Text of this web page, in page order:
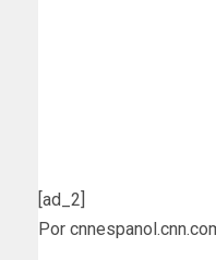
[ad_2]
Por